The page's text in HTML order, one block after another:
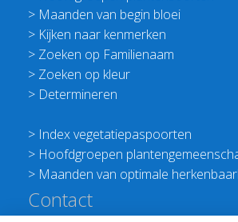
> Maanden van begin bloei
> Kijken naar kenmerken
> Zoeken op Familienaam
> Zoeken op kleur
> Determineren
> Index vegetatiepaspoorten
> Hoofdgroepen
> Maanden van optimale
Contact